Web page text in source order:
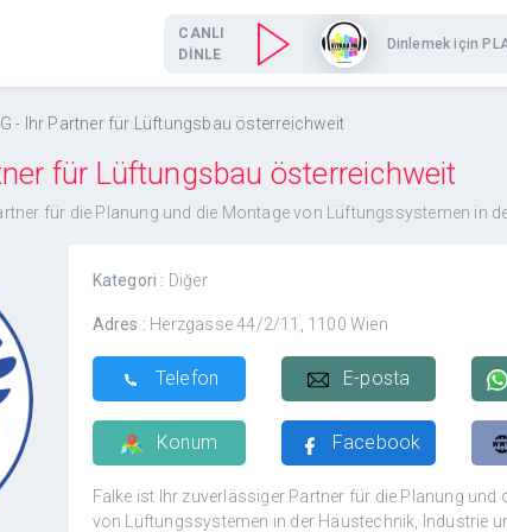
CANLI
DİNLE
Dinlemek için
- Ihr Partner für Lüftungsbau österreichweit
für Lüftungsbau österreichweit
für die Planung und die Montage von Lüftungssystemen in
Kategori : Diğer
Adres : Herzgasse 44/2/11, 1100 Wien
Telefon E-posta
Konum Facebook
Falke ist Ihr zuverlässiger Partner für die Planung und
von Lüftungssystemen in der Haustechnik, Industrie